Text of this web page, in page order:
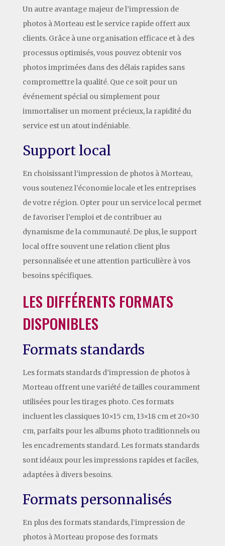
Un autre avantage majeur de l’impression de
photos à Morteau est le service rapide offert aux
clients. Grâce à une organisation efficace et à des
processus optimisés, vous pouvez obtenir vos
photos imprimées dans des délais rapides sans
compromettre la qualité. Que ce soit pour un
événement spécial ou simplement pour
immortaliser un moment précieux, la rapidité du
service est un atout indéniable.
Support local
En choisissant l’impression de photos à Morteau,
vous soutenez l’économie locale et les entreprises
de votre région. Opter pour un service local permet
de favoriser l’emploi et de contribuer au
dynamisme de la communauté. De plus, le support
local offre souvent une relation client plus
personnalisée et une attention particulière à vos
besoins spécifiques.
LES DIFFÉRENTS FORMATS
DISPONIBLES
Formats standards
Les formats standards d’impression de photos à
Morteau offrent une variété de tailles couramment
utilisées pour les tirages photo. Ces formats
incluent les classiques 10×15 cm, 13×18 cm et 20×30
cm, parfaits pour les albums photo traditionnels ou
les encadrements standard. Les formats standards
sont idéaux pour les impressions rapides et faciles,
adaptées à divers besoins.
Formats personnalisés
En plus des formats standards, l’impression de
photos à Morteau propose des formats